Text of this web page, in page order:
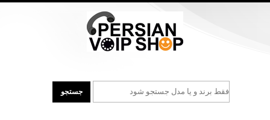
جست
و
جستجو